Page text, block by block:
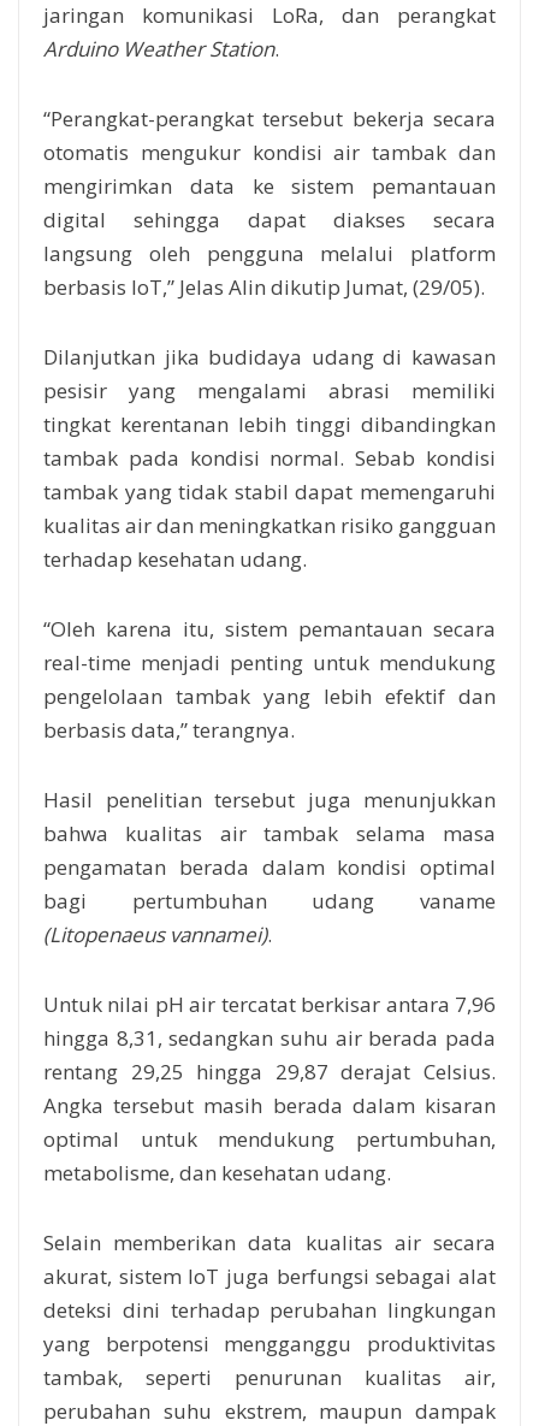
jaringan komunikasi LoRa, dan perangkat
Arduino Weather Station.
“Perangkat-perangkat tersebut bekerja secara
otomatis mengukur kondisi air tambak dan
mengirimkan data ke sistem pemantauan
digital sehingga dapat diakses secara
langsung oleh pengguna melalui platform
berbasis IoT,” Jelas Alin dikutip Jumat, (29/05).
Dilanjutkan jika budidaya udang di kawasan
pesisir yang mengalami abrasi memiliki
tingkat kerentanan lebih tinggi dibandingkan
tambak pada kondisi normal. Sebab kondisi
tambak yang tidak stabil dapat memengaruhi
kualitas air dan meningkatkan risiko gangguan
terhadap kesehatan udang.
“Oleh karena itu, sistem pemantauan secara
real-time menjadi penting untuk mendukung
pengelolaan tambak yang lebih efektif dan
berbasis data,” terangnya.
Hasil penelitian tersebut juga menunjukkan
bahwa kualitas air tambak selama masa
pengamatan berada dalam kondisi optimal
bagi pertumbuhan udang vaname
(Litopenaeus vannamei).
Untuk nilai pH air tercatat berkisar antara 7,96
hingga 8,31, sedangkan suhu air berada pada
rentang 29,25 hingga 29,87 derajat Celsius.
Angka tersebut masih berada dalam kisaran
optimal untuk mendukung pertumbuhan,
metabolisme, dan kesehatan udang.
Selain memberikan data kualitas air secara
akurat, sistem IoT juga berfungsi sebagai alat
deteksi dini terhadap perubahan lingkungan
yang berpotensi mengganggu produktivitas
tambak, seperti penurunan kualitas air,
perubahan suhu ekstrem, maupun dampak